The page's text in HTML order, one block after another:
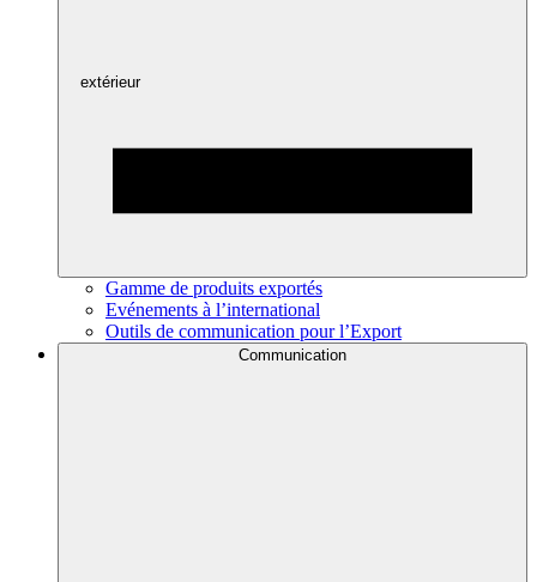
extérieur
Gamme de produits exportés
Evénements à l’international
Outils de communication pour l’Export
Communication